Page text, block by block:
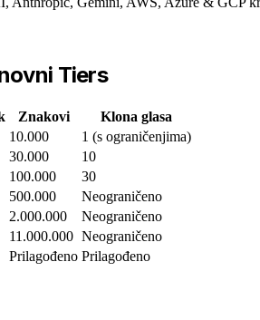
Tiers
Znakovi
Klona glasa
10.000
1 (s ograničenjima)
30.000
10
100.000
30
500.000
Neograničeno
2.000.000
Neograničeno
11.000.000 Neograničeno
Prilagođeno Prilagođeno